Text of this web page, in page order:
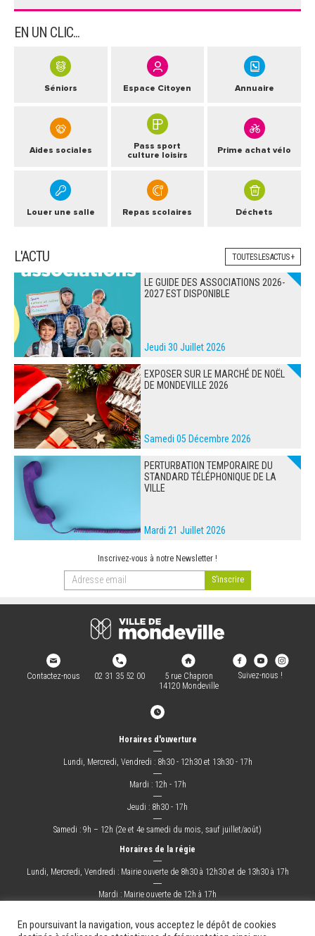
EN UN CLIC...
Séniors Espace Citoyen Annuaire
Aides sociales
Pass sport
culture loisirs
Prime achat vélo
Louer une salle Repas scolaires Déchets
L'ACTU TOUTES LES ACTUS +
LE GUIDE DES ASSOCIATIONS 2026-
2027 EST DISPONIBLE
Jeudi 30 Juillet 2026
EXPOSER SUR LE MARCHÉ DE NOËL
DE MONDEVILLE 2026
Samedi 05 Décembre 2026
PERTURBATION TEMPORAIRE DU
STANDARD TÉLÉPHONIQUE DE LA
VILLE
Mardi 21 Juillet 2026
Inscrivez-vous à notre Newsletter !
Contactez-nous 02 31 35 52 00
5 rue Chapron
14120 Mondeville
Suivez-nous !
Horaires d'ouverture
―
Lundi, Mercredi, Vendredi : 8h30 - 12h30 et 13h30 - 17h
―
Mardi : 12h - 17h
―
Jeudi : 8h30 - 17h
―
Samedi : 9h – 12h (2e et 4e samedi du mois, sauf juillet/août)
Horaires de la régie
―
Lundi, Mercredi, Vendredi : Mairie ouverte de 8h30 à 12h30 et de 13h30 à 17h
―
Mardi : Mairie ouverte de 12h à 17h
En poursuivant la navigation, vous acceptez le dépôt de cookies